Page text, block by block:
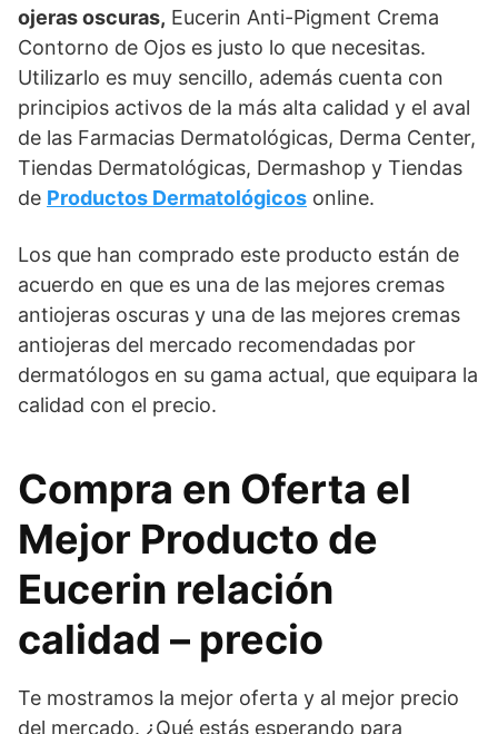
ojeras oscuras, Eucerin Anti-Pigment Crema
Contorno de Ojos es justo lo que necesitas.
Utilizarlo es muy sencillo, además cuenta con
principios activos de la más alta calidad y el aval
de las Farmacias Dermatológicas, Derma Center,
Tiendas Dermatológicas, Dermashop y Tiendas
de Productos Dermatológicos online.
Los que han comprado este producto están de
acuerdo en que es una de las mejores cremas
antiojeras oscuras y una de las mejores cremas
antiojeras del mercado recomendadas por
dermatólogos en su gama actual, que equipara la
calidad con el precio.
Compra en Oferta el
Mejor Producto de
Eucerin relación
calidad – precio
Te mostramos la mejor oferta y al mejor precio
del mercado. ¿Qué estás esperando para